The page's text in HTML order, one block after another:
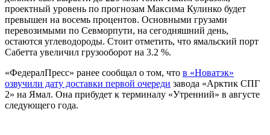
проектный уровень по прогнозам Максима Кулинко будет
превышен на восемь процентов. Основными грузами
перевозимыми по Севморпути, на сегодняшний день,
остаются углеводороды. Стоит отметить, что ямальский порт
Сабетта увеличил грузооборот на 3.2 %.
«ФедералПресс» ранее сообщал о том, что в «Новатэк»
озвучили дату доставки первой очереди завода «Арктик СПГ
2» на Ямал. Она прибудет к терминалу «Утренний» в августе
следующего года.